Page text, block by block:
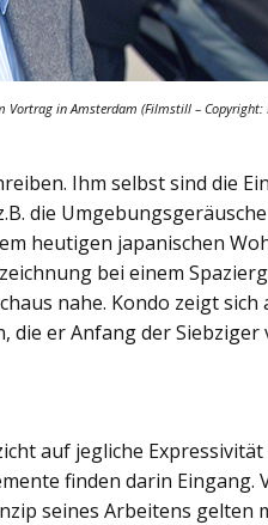
Vortrag in Amsterdam (Filmstill – Copyright:
Ihm selbst sind die
die
heutigen japanischen
bei einem
nahe. Kondo zeigt
die er Anfang der Siebziger
auf jegliche
finden darin
seines Arbeitens gelten